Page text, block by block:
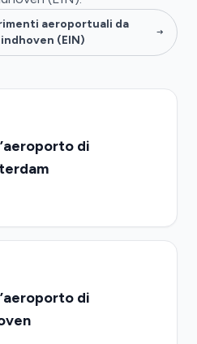
aeroportuali da
(EIN)
di
di